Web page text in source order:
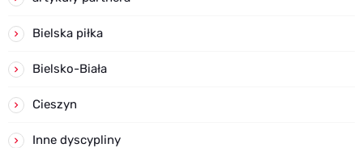
Bielska piłka
Bielsko-Biała
Cieszyn
Inne dyscypliny